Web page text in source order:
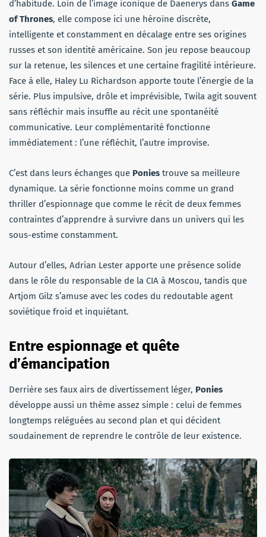
d’habitude. Loin de l’image iconique de Daenerys dans Game
of Thrones, elle compose ici une héroïne discrète,
intelligente et constamment en décalage entre ses origines
russes et son identité américaine. Son jeu repose beaucoup
sur la retenue, les silences et une certaine fragilité intérieure.
Face à elle, Haley Lu Richardson apporte toute l’énergie de la
série. Plus impulsive, drôle et imprévisible, Twila agit souvent
sans réfléchir mais insuffle au récit une spontanéité
communicative. Leur complémentarité fonctionne
immédiatement : l’une réfléchit, l’autre improvise.
C’est dans leurs échanges que Ponies trouve sa meilleure
dynamique. La série fonctionne moins comme un grand
thriller d’espionnage que comme le récit de deux femmes
contraintes d’apprendre à survivre dans un univers qui les
sous-estime constamment.
Autour d’elles, Adrian Lester apporte une présence solide
dans le rôle du responsable de la CIA à Moscou, tandis que
Artjom Gilz s’amuse avec les codes du redoutable agent
soviétique froid et inquiétant.
Entre espionnage et quête
d’émancipation
Derrière ses faux airs de divertissement léger, Ponies
développe aussi un thème assez simple : celui de femmes
longtemps reléguées au second plan et qui décident
soudainement de reprendre le contrôle de leur existence.